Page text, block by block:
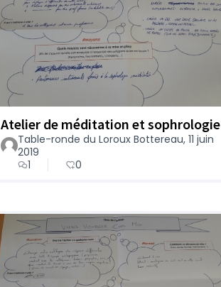
Atelier de méditation et sophrologie
Table-ronde du Loroux Bottereau, 11 juin
2019
1
0